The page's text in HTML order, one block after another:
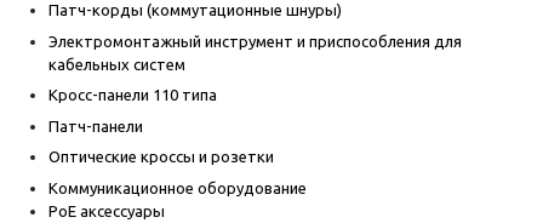
Патч-корды (коммутационные шнуры)
Электромонтажный инструмент и приспособления для
кабельных систем
Кросс-панели 110 типа
Патч-панели
Оптические кроссы и розетки
Коммуникационное оборудование
PoE аксессуары